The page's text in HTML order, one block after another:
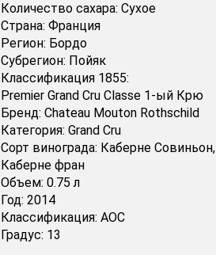
Количество сахара: Сухое
Страна: Франция
Регион: Бордо
Субрегион: Пойяк
Классификация 1855:
Premier Grand Cru Classe 1-ый Крю
Бренд: Chateau Mouton Rothschild
Категория: Grand Cru
Сорт винограда: Каберне Совиньон,
Каберне фран
Объем: 0.75 л
Год: 2014
Классификация: AOC
Градус: 13